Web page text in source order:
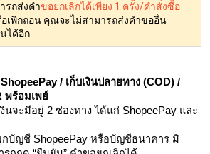
รถส่งคำขอยกเลิกได้เพียง 1 ครั้ง/คำสั่งซื้อ
เพิกถอน คุณจะไม่สามารถส่งคำขออื่น
ได้อีก
/ เก็บเงินปลายทาง (COD) /
พร้อมเพย์
นจะมีอยู่ 2 ช่องทาง ได้แก่ ShopeePay และ
กบัญชี ShopeePay หรือบัญชีธนาคาร มิ